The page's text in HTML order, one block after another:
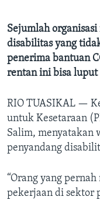
Sejumlah
disabilitas yang
penerima bantuan
rentan ini bisa
RIO TUASIKAL —
untuk Kesetaraan
Salim, menyatakan
penyandang
“Orang yang
pekerjaan di sektor